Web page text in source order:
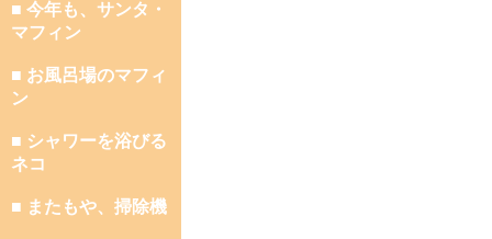
■ 今年も、サンタ・
マフィン
■ お風呂場のマフィ
ン
■ シャワーを浴びる
ネコ
■ またもや、掃除機